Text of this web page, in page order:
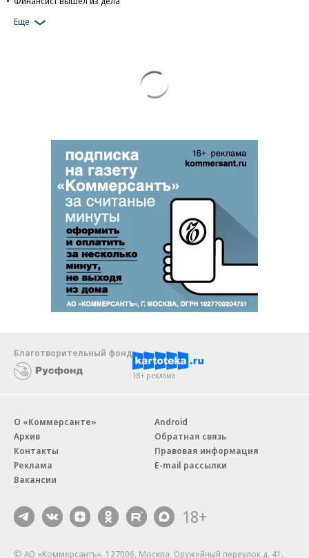
Еще
Благотворительный фонд
18+ реклама
О «Коммерсанте»
Архив
Контакты
Реклама
Вакансии
Android
Обратная связь
Правовая информация
E-mail рассылки
18+
© АО «Коммерсантъ». 127006, Москва, Оружейный переулок д. 41,